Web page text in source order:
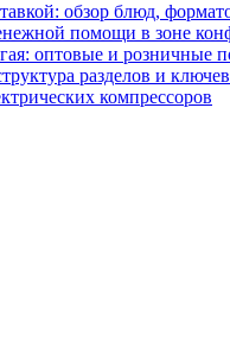
обзор блюд,
помощи в зоне
оптовые и розничные
разделов и
компрессоров